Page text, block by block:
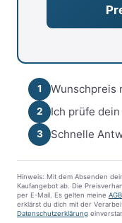
1 Wunschpreis
2 Ich prüfe
3 Schnelle
Hinweis: Mit dem Absenden
Kaufangebot ab. Die
per E-Mail. Es gelten meine AGB
erklärst du dich mit der
Datenschutzerklärung